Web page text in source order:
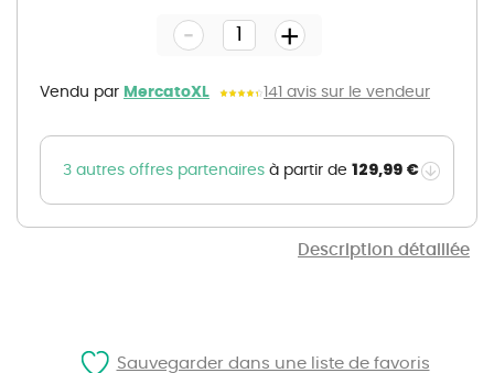
Description détaillée
gallery
Vendu par MercatoXL 141 avis sur le vendeur
- +
3 autres offres partenaires à partir de 129,99 €
Sauvegarder dans une liste de favoris